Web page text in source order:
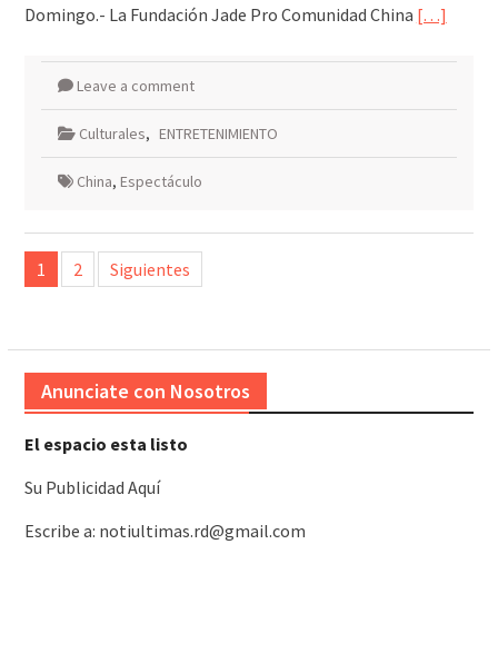
Domingo.- La Fundación Jade Pro Comunidad China […]
Leave a comment
Culturales, ENTRETENIMIENTO
China, Espectáculo
Paginación
de
1 2 Siguientes
Anunciate con Nosotros
El espacio esta listo
Su Publicidad Aquí
Escribe a: notiultimas.rd@gmail.com